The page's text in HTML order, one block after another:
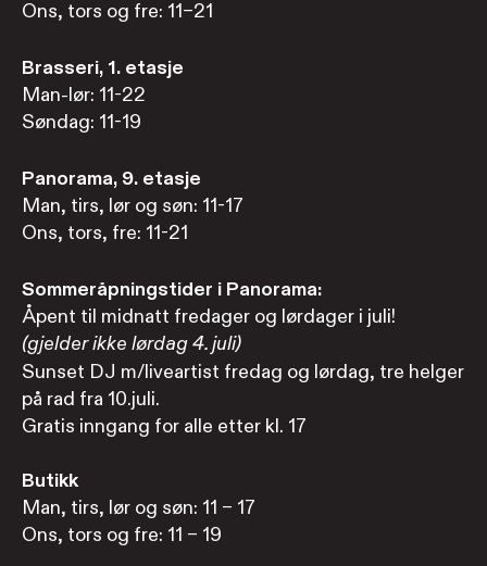
Ons, tors og fre: 11–21
Brasseri, 1. etasje
Man-lør: 11-22
Søndag: 11-19
Panorama, 9. etasje
Man, tirs, lør og søn: 11-17
Ons, tors, fre: 11-21
Sommeråpningstider i Panorama:
Åpent til midnatt fredager og lørdager i juli!
(gjelder ikke lørdag 4. juli)
Sunset DJ m/liveartist fredag og lørdag, tre helger
på rad fra 10.juli.
Gratis inngang for alle etter kl. 17
Butikk
Man, tirs, lør og søn: 11 – 17
Ons, tors og fre: 11 – 19